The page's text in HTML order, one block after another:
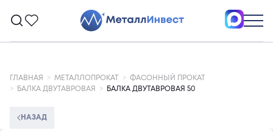
ГЛАВНАЯ МЕТАЛЛОПРОКАТ
ФАСОННЫЙ ПРОКАТ
БАЛКА ДВУТАВРОВАЯ
БАЛКА ДВУТАВРОВАЯ 50
НАЗАД